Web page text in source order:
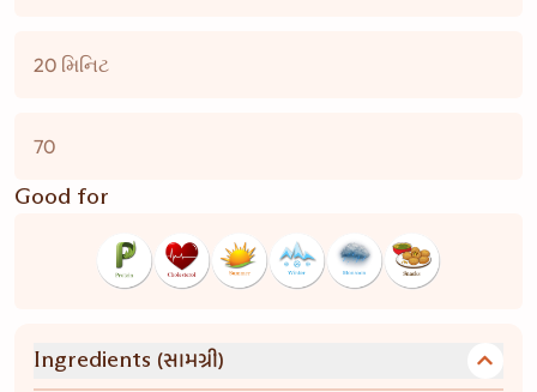
20 મિનિટ
70
Good for
Ingredients (સામગ્રી)